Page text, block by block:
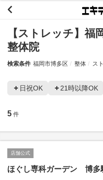
【ストレッチ】福
整体院
検索条件 福岡市博多区 整体 ス
日祝OK 21時以降OK
5 件
店舗公式
ほぐし専科ガーデン 博多